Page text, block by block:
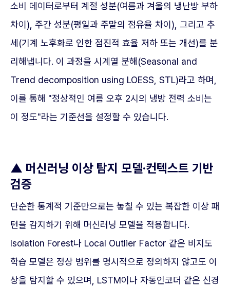
소비 데이터로부터 계절 성분(여름과 겨울의 냉난방 부하
차이), 주간 성분(평일과 주말의 점유율 차이), 그리고 추
세(기계 노후화로 인한 점진적 효율 저하 또는 개선)를 분
리해냅니다. 이 과정을 시계열 분해(Seasonal and
Trend decomposition using LOESS, STL)라고 하며,
이를 통해 "정상적인 여름 오후 2시의 냉방 전력 소비는
이 정도"라는 기준선을 설정할 수 있습니다.
▲ 머신러닝 이상 탐지 모델·컨텍스트 기반
검증
단순한 통계적 기준만으로는 놓칠 수 있는 복잡한 이상 패
턴을 감지하기 위해 머신러닝 모델을 적용합니다.
Isolation Forest나 Local Outlier Factor 같은 비지도
학습 모델은 정상 범위를 명시적으로 정의하지 않고도 이
상을 탐지할 수 있으며, LSTM이나 자동인코더 같은 신경